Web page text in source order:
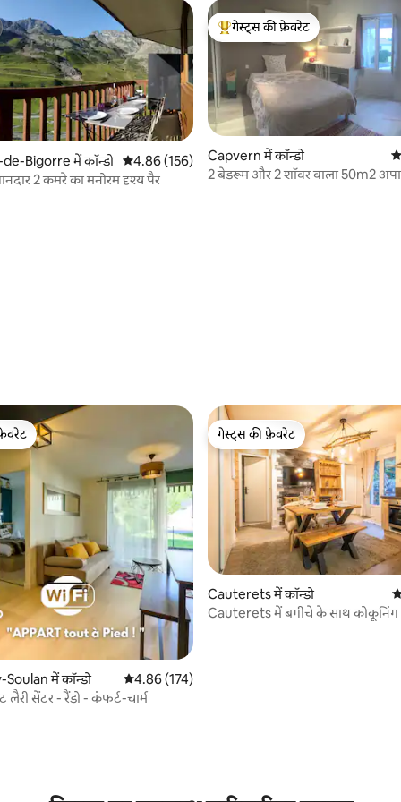
Bigorre में कॉन्डो औसत रेटिंग 5 में से 4.86, 156 समीक्षाएँ
4.86 (156)
2 कमरे का मनोरम दृश्य पैर
गेस्ट्स का टॉप फ़ेवरेट
गेस्ट्स की फ़ेवरेट
Capvern में कॉन्डो
2 बेडरूम और 2 शॉवर वाला 50m2
में कॉन्डो औसत रेटिंग 5 में से 4.86, 174 समीक्षाएँ
4.86 (174)
लैरी सेंटर - रैंडो - कंफर्ट-चार्म
गेस्ट्स की फ़ेवरेट
गेस्ट्स की फ़ेवरेट
Cauterets में कॉन्डो
Cauterets में बगीचे के साथ कोकूनिंग